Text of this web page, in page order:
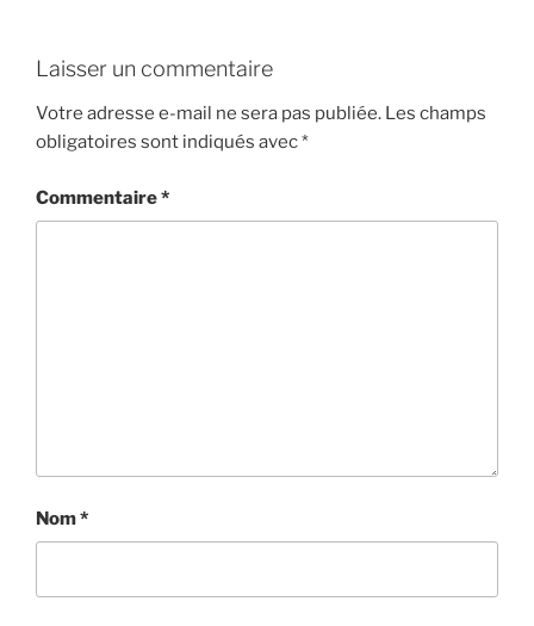
Laisser un commentaire
Votre adresse e-mail ne sera pas publiée. Les champs
obligatoires sont indiqués avec*
Commentaire*
Nom*